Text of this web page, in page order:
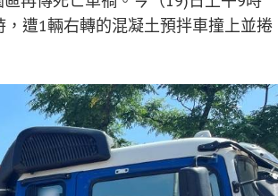
遭1輛右轉的混凝土預拌車撞上並捲